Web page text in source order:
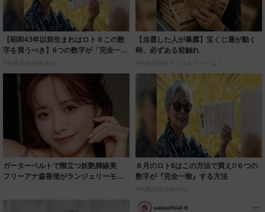
【昭和43年以前生まれはロト６この数
字を買うべき】6つの数字が「完全一
致」する方...
PR(株式会社MURA)
【当選した人が暴露】宝くじ運が動く
時、必ずある前触れ
PR(合同会社デジタルファーム )
ガーターベルトで際立つ妖艶脚線美
フリーアナ森香澄がランジェリーモデ
８月のロト6はこの方法で買え!!６つの
数字が『完全一致』する方法
PR(株式会社MURA)